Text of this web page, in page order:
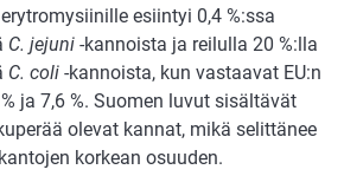
esiintyi 0,4 %:ssa
C. jejuni -kannoista ja reilulla 20 %:lla
C. coli -kannoista, kun vastaavat EU:n
ja 7,6 %. Suomen luvut sisältävät
olevat kannat, mikä selittänee
korkean osuuden.